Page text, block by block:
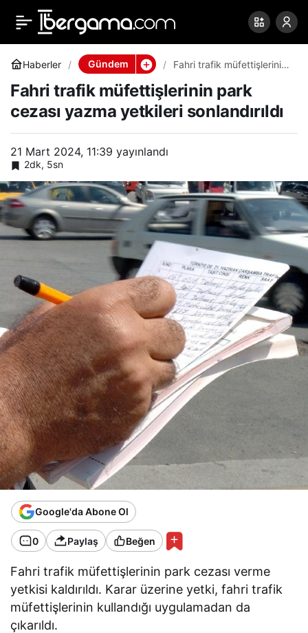
Haberler Gündem
Fahri trafik müfettişlerinin
yetkileri sonlandırıldı
Fahri trafik müfettişlerinin park
cezası yazma yetkileri sonlandırıldı
21 Mart 2024, 11:39 yayınlandı
2dk, 5sn
Google'da Abone Ol
0 Paylaş Beğen
Fahri trafik müfettişlerinin park cezası verme
yetkisi kaldırıldı. Karar üzerine yetki, fahri trafik
müfettişlerinin kullandığı uygulamadan da
çıkarıldı.
Fahri trafik
müfettişlerinin park
cezası yazma yetkileri
sonlandırıldı
0 Paylaş